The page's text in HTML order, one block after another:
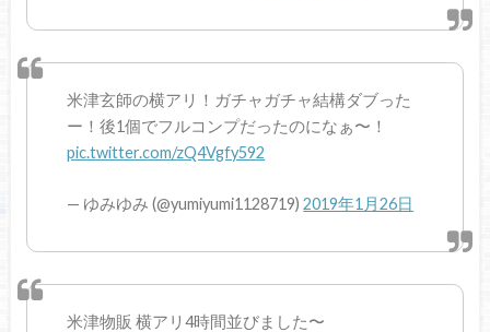
米津玄師の横アリ！ガチャガチャ結構ダブった
ー！後1個でフルコンプだったのになぁ〜！
pic.twitter.com/zQ4Vgfy592
— ゆみゆみ (@yumiyumi1128719)2019年1月26日
米津物販 横アリ4時間並びました〜